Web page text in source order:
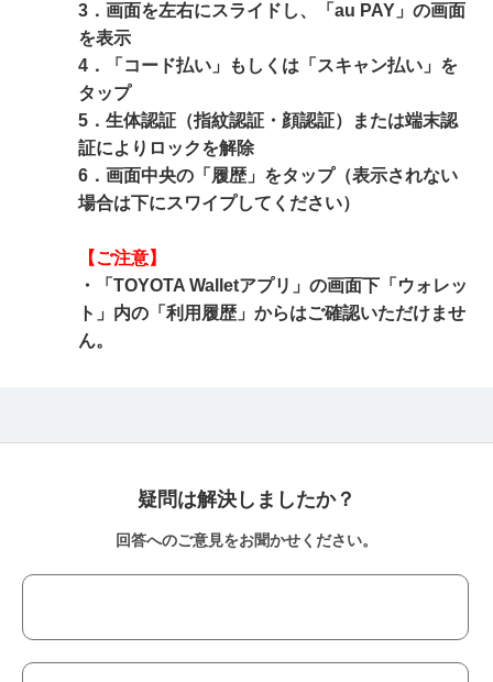
3．画面を左右にスライドし、「au PAY」の画面
を表示
4．「コード払い」もしくは「スキャン払い」を
タップ
5．生体認証（指紋認証・顔認証）または端末認
証によりロックを解除
6．画面中央の「履歴」をタップ（表示されない
場合は下にスワイプしてください）
【ご注意】
・「TOYOTA Walletアプリ」の画面下「ウォレッ
ト」内の「利用履歴」からはご確認いただけませ
ん。
疑問は解決しましたか？
回答へのご意見をお聞かせください。